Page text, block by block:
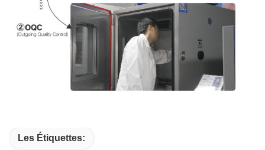
Les Étiquettes: